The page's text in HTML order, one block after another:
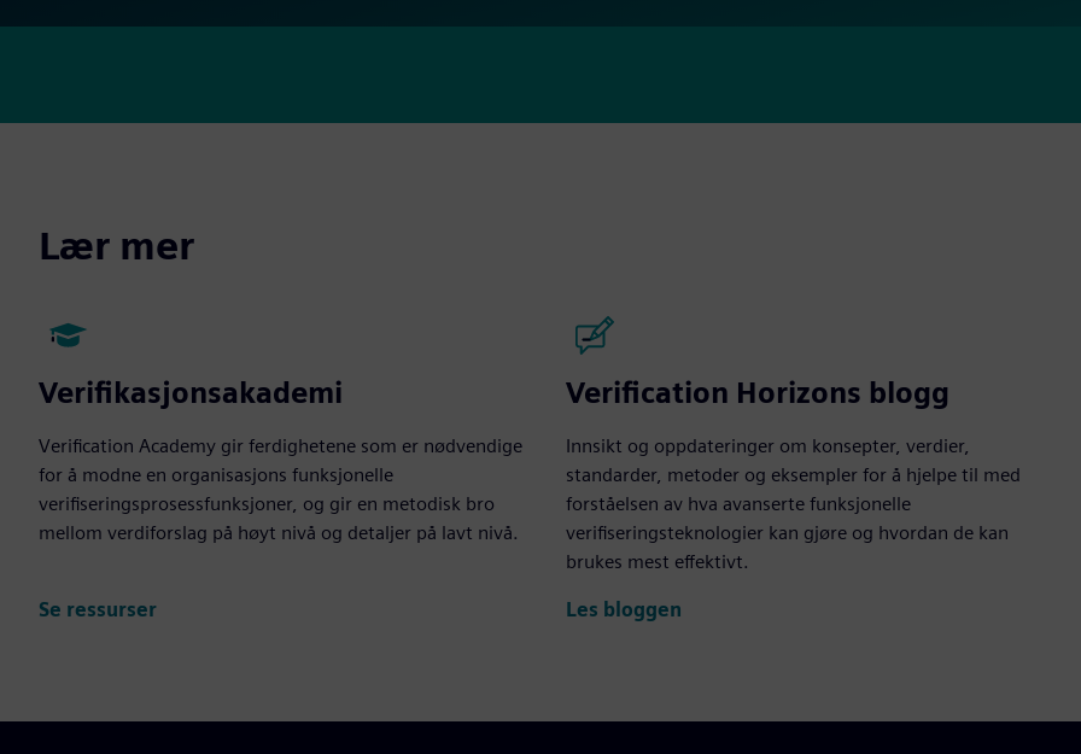
Lær mer
Verifikasjonsakademi
Verification Academy gir ferdighetene som er nødvendige
for å modne en organisasjons funksjonelle
verifiseringsprosessfunksjoner, og gir en metodisk bro
mellom verdiforslag på høyt nivå og detaljer på lavt nivå.
Se ressurser
Verification Horizons blogg
Innsikt og oppdateringer om konsepter, verdier,
standarder, metoder og eksempler for å hjelpe til med
forståelsen av hva avanserte funksjonelle
verifiseringsteknologier kan gjøre og hvordan de kan
brukes mest effektivt.
Les bloggen